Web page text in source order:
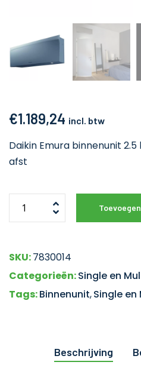
€1.189,24 incl. btw
Daikin Emura binnenunit 2.5
afst
SKU:7830014
Categorieën:Single en
Tags:Binnenunit,Single
Beschrijving